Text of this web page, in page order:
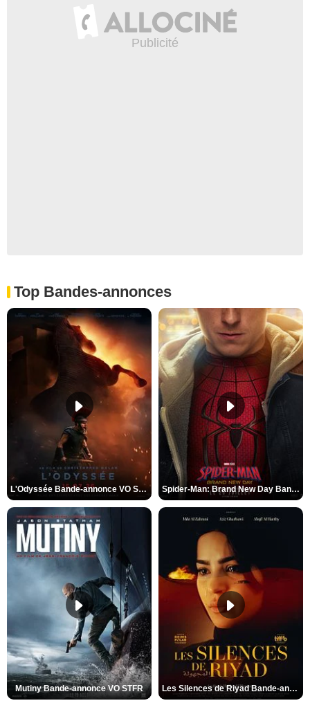
Top Bandes-annonces
L'Odyssée Bande-annonce VO STFR Spider-Man: Brand New Day Bande-annonce VO STFR
Mutiny Bande-annonce VO STFR Les Silences de Riyad Bande-annonce VO STFR